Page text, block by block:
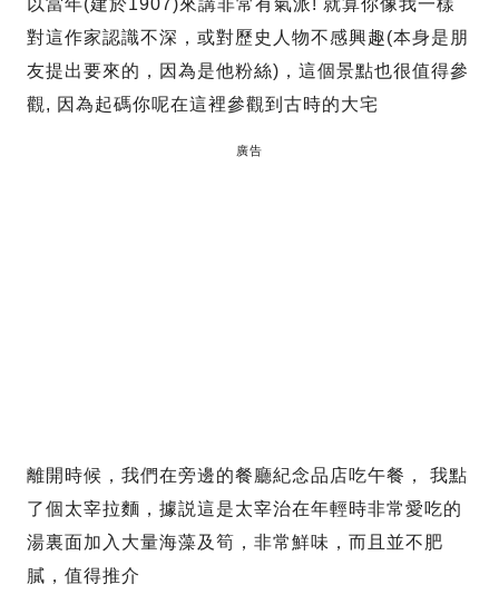
以當年(建於1907)來講非常有氣派! 就算你像我一樣
對這作家認識不深，或對歷史人物不感興趣(本身是朋
友提出要來的，因為是他粉絲)，這個景點也很值得參
觀, 因為起碼你呢在這裡參觀到古時的大宅
廣告
離開時候，我們在旁邊的餐廳紀念品店吃午餐， 我點
了個太宰拉麵，據説這是太宰治在年輕時非常愛吃的
湯裏面加入大量海藻及筍，非常鮮味，而且並不肥
膩，值得推介